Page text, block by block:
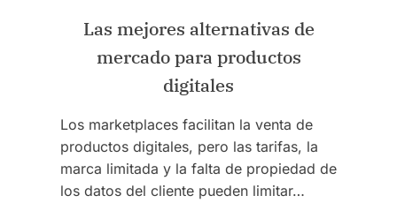
Las mejores alternativas de
mercado para productos
digitales
Los marketplaces facilitan la venta de
productos digitales, pero las tarifas, la
marca limitada y la falta de propiedad de
los datos del cliente pueden limitar…